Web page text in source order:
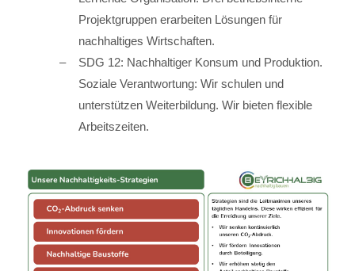
Projektgruppen erarbeiten Lösungen für
nachhaltiges Wirtschaften.
SDG 12: Nachhaltiger Konsum und Produktion.
Soziale Verantwortung: Wir schulen und
unterstützen Weiterbildung. Wir bieten flexible
Arbeitszeiten.